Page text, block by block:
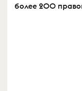
более 200